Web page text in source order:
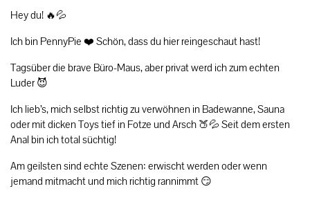
Hey du! 🔥💦
Ich bin PennyPie ❤️ Schön, dass du hier reingeschaut hast!
Tagsüber die brave Büro-Maus, aber privat werd ich zum echten
Luder 😈
Ich lieb’s, mich selbst richtig zu verwöhnen in Badewanne, Sauna
oder mit dicken Toys tief in Fotze und Arsch 🍑💦 Seit dem ersten
Anal bin ich total süchtig!
Am geilsten sind echte Szenen: erwischt werden oder wenn
jemand mitmacht und mich richtig rannimmt 😏